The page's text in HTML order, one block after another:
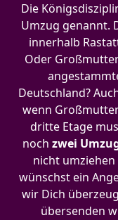
Die
Umzug genannt.
innerhalb
Oder
Deutschland?
wenn
dritte Etage
noch zwei
nicht
wünschst ein
wir Dich
übersenden